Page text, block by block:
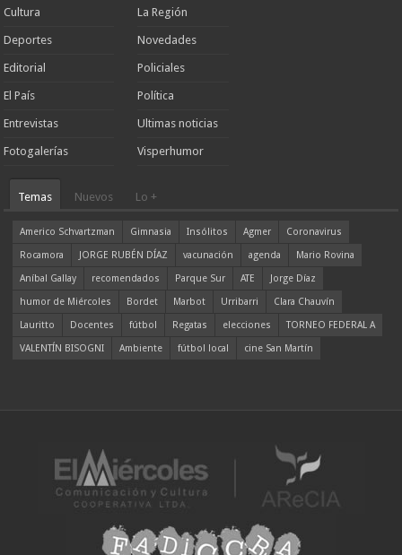
Cultura
Deportes
Editorial
El País
Entrevistas
Fotogalerías
La Región
Novedades
Policiales
Política
Ultimas noticias
Visperhumor
Temas Nuevos Lo +
Americo Schvartzman Gimnasia Insólitos Agmer
Coronavirus
Rocamora
JORGE RUBÉN DÍAZ vacunación agenda
Mario Rovina
Aníbal Gallay
recomendados Parque Sur ATE
Jorge Díaz
humor de Miércoles
Bordet Marbot Urribarri
Clara Chauvín
Lauritto
Docentes fútbol Regatas elecciones
TORNEO FEDERAL A
VALENTÍN BISOGNI
Ambiente fútbol local cine San Martín